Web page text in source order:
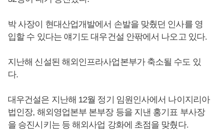
박 사장이 현대산업개발에서 손발을 맞췄던 인사를 영
입할 수 있다는 얘기도 대우건설 안팎에서 나오고 있다.
지난해 신설된 해외인프라사업본부가 축소될 수도 있
다.
대우건설은 지난해 12월 정기 임원인사에서 나이지리아
법인장, 해외영업본부 본부장 등을 지낸 홍기표 부사장
을 승진시키는 등 해외사업 강화에 초점을 맞췄다.